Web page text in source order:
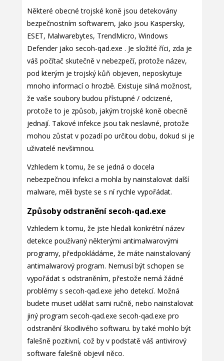
Některé obecné trojské koně jsou detekovány
bezpečnostním softwarem, jako jsou Kaspersky,
ESET, Malwarebytes, TrendMicro, Windows
Defender jako secoh-qad.exe . Je složité říci, zda je
váš počítač skutečně v nebezpečí, protože název,
pod kterým je trojský kůň objeven, neposkytuje
mnoho informací o hrozbě. Existuje silná možnost,
že vaše soubory budou přístupné / odcizené,
protože to je způsob, jakým trojské koně obecně
jednají. Takové infekce jsou tak neslavné, protože
mohou zůstat v pozadí po určitou dobu, dokud si je
uživatelé nevšimnou.
Vzhledem k tomu, že se jedná o docela
nebezpečnou infekci a mohla by nainstalovat další
malware, měli byste se s ní rychle vypořádat.
Způsoby odstranění secoh-qad.exe
Vzhledem k tomu, že jste hledali konkrétní název
detekce používaný některými antimalwarovými
programy, předpokládáme, že máte nainstalovaný
antimalwarový program. Nemusí být schopen se
vypořádat s odstraněním, přestože nemá žádné
problémy s secoh-qad.exe jeho detekcí. Možná
budete muset udělat sami ručně, nebo nainstalovat
jiný program secoh-qad.exe secoh-qad.exe pro
odstranění škodlivého softwaru. by také mohlo být
falešně pozitivní, což by v podstatě váš antivirový
software falešně objevil něco.